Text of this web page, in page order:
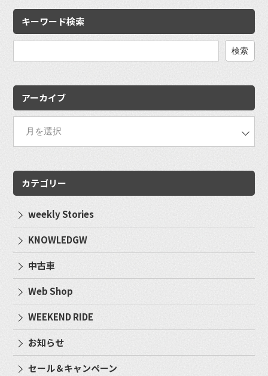
キーワード検索
アーカイブ
カテゴリー
weekly Stories
KNOWLEDGW
中古車
Web Shop
WEEKEND RIDE
お知らせ
セール＆キャンペーン